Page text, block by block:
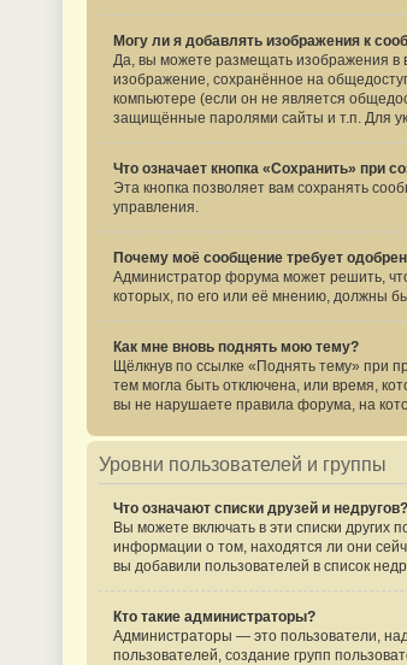
Могу ли я добавлять изображения к
Да, вы можете размещать изображения в
изображение, сохранённое на
компьютере (если он не является
защищённые паролями сайты и т.п. Для
Что означает кнопка «Сохранить» при
Эта кнопка позволяет вам сохранять
управления.
Почему моё сообщение требует
Администратор форума может решить,
которых, по его или её мнению, должны
Как мне вновь поднять мою тему?
Щёлкнув по ссылке «Поднять тему» при
тем могла быть отключена, или время,
вы не нарушаете правила форума, на
Уровни пользователей и группы
Что означают списки друзей и недругов?
Вы можете включать в эти списки других
информации о том, находятся ли они
вы добавили пользователей в список
Кто такие администраторы?
Администраторы — это пользователи,
пользователей, создание групп